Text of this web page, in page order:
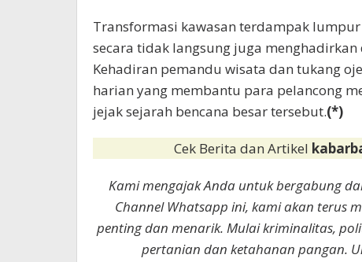
Transformasi kawasan terdampak
secara tidak langsung juga
Kehadiran pemandu wisata dan tukang
harian yang membantu para pelancong
jejak sejarah bencana besar tersebut.(*)
Cek Berita dan Artikel
Kami mengajak Anda untuk bergabung
Channel Whatsapp ini, kami akan terus
penting dan menarik. Mulai kriminalitas,
pertanian dan ketahanan pangan.